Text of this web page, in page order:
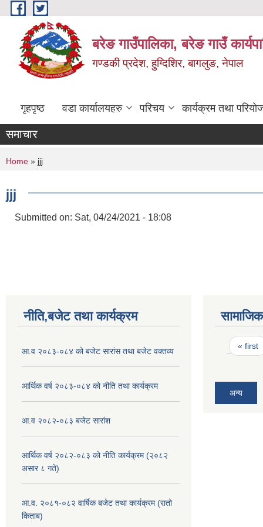
Skip to main content
बरेङ गाउँपालिका, बरेङ गाउँ
गण्डकी प्रदेश, हुग्दिशिर, बागलुङ, नेपाल
गृहपृष्ठ वडा कार्यालयहरु परिचय कार्यक्रम तथा
समाचार
You are here
Home » jjj
jjj
Submitted on: Sat, 04/24/2021 - 18:08
नीति,बजेट तथा कार्यक्रम
आ.व २०८३-०८४ को बजेट सारांस तथा बजेट वक्तव्य
आर्थिक वर्ष २०८३-०८४ को नीति तथा कार्यक्रम
आ.व २०८२-०८३ बजेट सारांश
आर्थिक वर्ष २०८२-०८३ को नीति कार्यक्रम (२०८२
असार ८ गते)
आ.व. २०८१-०८२ वार्षिक बजेट तथा कार्यक्रम (रातो
किताब)
Pages
« first
अन्य